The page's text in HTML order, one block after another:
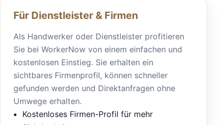
Für Dienstleister & Firmen
Als Handwerker oder Dienstleister profitieren
Sie bei WorkerNow von einem einfachen und
kostenlosen Einstieg. Sie erhalten ein
sichtbares Firmenprofil, können schneller
gefunden werden und Direktanfragen ohne
Umwege erhalten.
Kostenloses Firmen-Profil für mehr